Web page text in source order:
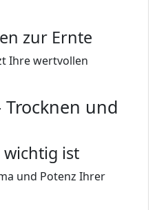
zur Ernte
Ihre wertvollen
Trocknen und
ist
und Potenz Ihrer